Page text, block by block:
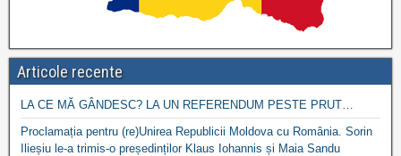
Articole recente
LA CE MĂ GÂNDESC? LA UN REFERENDUM PESTE PRUT…
Proclamația pentru (re)Unirea Republicii Moldova cu România. Sorin
Ilieșiu le-a trimis-o președinților Klaus Iohannis și Maia Sandu